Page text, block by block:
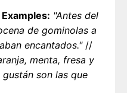
Examples: "Antes del
de gominolas a
encantados."//
menta, fresa y
son las que